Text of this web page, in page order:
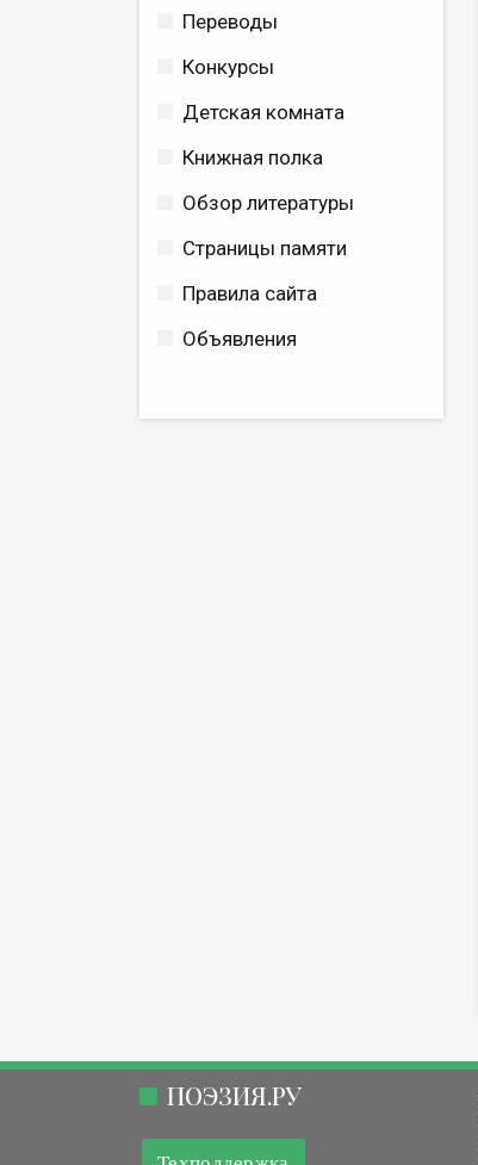
Переводы
Конкурсы
Детская комната
Книжная полка
Обзор литературы
Страницы памяти
Правила сайта
Объявления
ПОЭЗИЯ.РУ